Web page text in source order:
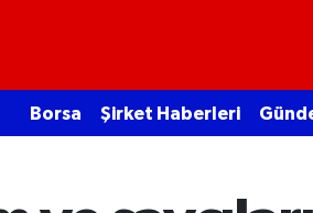
Borsa Şirket Haberleri